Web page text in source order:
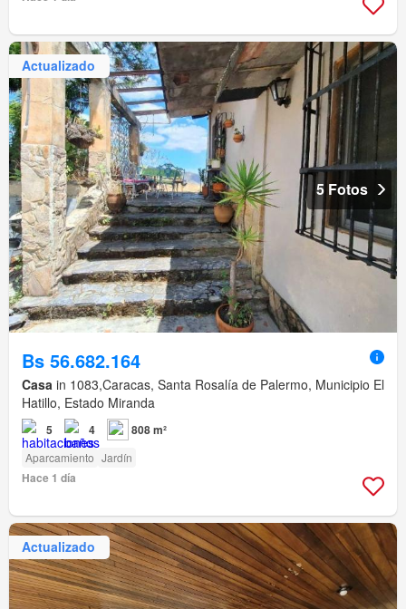
Actualizado
5 Fotos
Bs 56.682.164
Casa in 1083,Caracas, Santa Rosalía de Palermo, Municipio El
Hatillo, Estado Miranda
5 4 808 m²
Aparcamiento Jardín
Hace 1 día
Actualizado